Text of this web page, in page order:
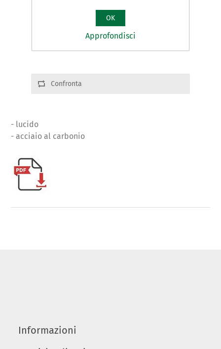
TASSO PER CARROZZIERI tipo CURVO
Varianti prodotto
Confronta
- lucido
- acciaio al carbonio
Informazioni
OK
Approfondisci